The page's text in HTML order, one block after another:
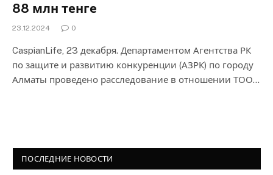
88 млн тенге
23.12.2024 0
CaspianLife, 23 декабря. Департаментом Агентства РК
по защите и развитию конкуренции (АЗРК) по городу
Алматы проведено расследование в отношении ТОО…
ПОСЛЕДНИЕ НОВОСТИ